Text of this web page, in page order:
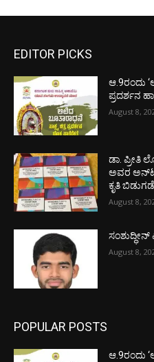
EDITOR PICKS
ಆ.9ರಂದು
ಪ್ರದರ್ಶನ
August 8,
ಡಾ. ಪ್ರೀತಿ
ಅವರ
ಕೃತಿ ಬಿಡುಗಡೆ
August 8,
August 8,
POPULAR POSTS
ಆ.9ರಂದು